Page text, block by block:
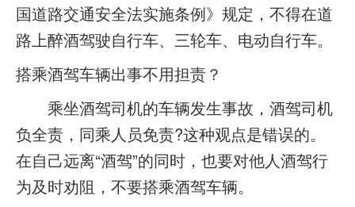
国道路交通安全法实施条例》规定，不得在道
路上醉酒驾驶自行车、三轮车、电动自行车。
搭乘酒驾车辆出事不用担责？
乘坐酒驾司机的车辆发生事故，酒驾司机
负全责，同乘人员免责?这种观点是错误的。
在自己远离“酒驾”的同时，也要对他人酒驾行
为及时劝阻，不要搭乘酒驾车辆。